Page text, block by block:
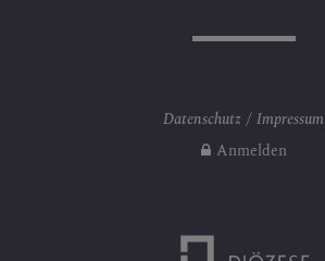
Datenschutz
Impressum
Anmelden